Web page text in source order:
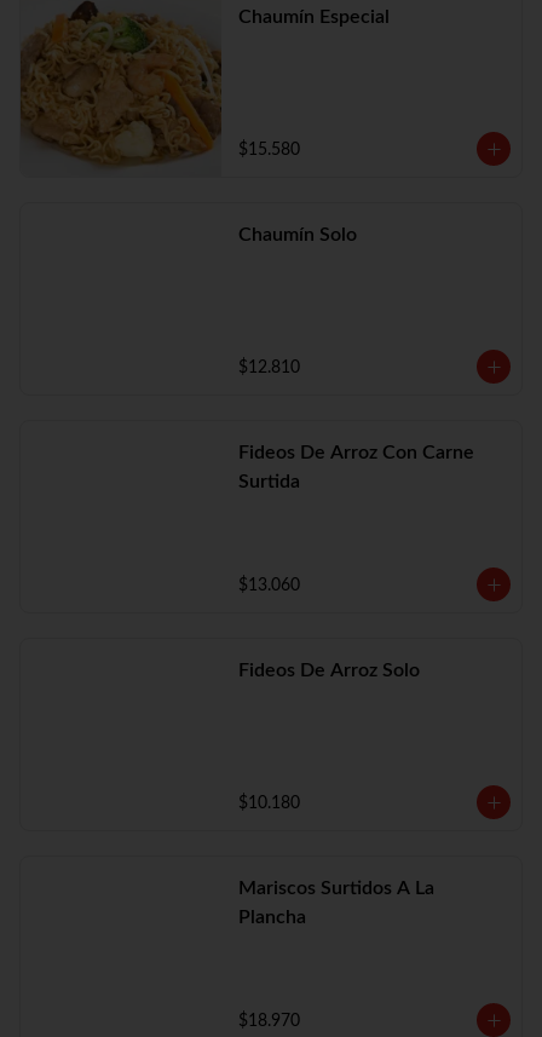
Chaumín Especial
$15.580
Chaumín Solo
$12.810
Fideos De Arroz Con Carne
Surtida
$13.060
Fideos De Arroz Solo
$10.180
Mariscos Surtidos A La
Plancha
$18.970